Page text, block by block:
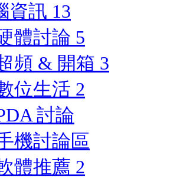
資訊 13
體討論 5
頻 & 開箱 3
位生活 2
討論
機討論區
體推薦 2